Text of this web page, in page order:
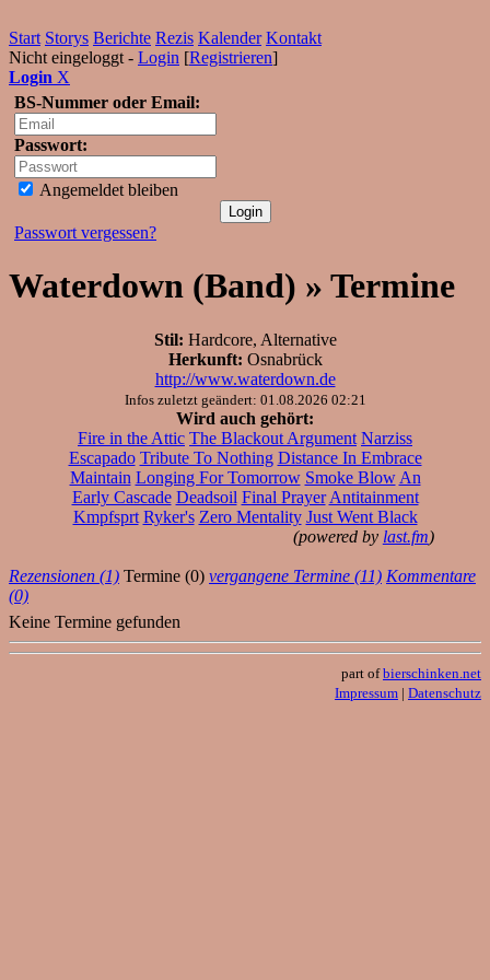
Start Storys Berichte Rezis Kalender Kontakt
Nicht eingeloggt - Login [Registrieren]
Login X
BS-Nummer oder Email:
Passwort:
Angemeldet bleiben
Passwort vergessen?
Waterdown (Band) » Termine
Stil: Hardcore, Alternative
Herkunft: Osnabrück
http://www.waterdown.de
Infos zuletzt geändert: 01.08.2026 02:21
Wird auch gehört:
Fire in the Attic The Blackout Argument Narziss
Escapado Tribute To Nothing Distance In Embrace
Maintain Longing For Tomorrow Smoke Blow An
Early Cascade Deadsoil Final Prayer Antitainment
Kmpfsprt Ryker's Zero Mentality Just Went Black
(powered by last.fm)
Rezensionen (1) Termine (0) vergangene Termine (11) Kommentare
(0)
Keine Termine gefunden
part ofbierschinken.net
Impressum | Datenschutz